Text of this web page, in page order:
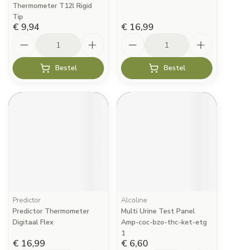
Thermometer T12l Rigid
Tip
€ 9,94
Bestel
€ 16,99
Bestel
Predictor
Predictor Thermometer
Digitaal Flex
€ 16,99
Alcoline
Multi Urine Test Panel
Amp-coc-bzo-thc-ket-etg
1
€ 6,60